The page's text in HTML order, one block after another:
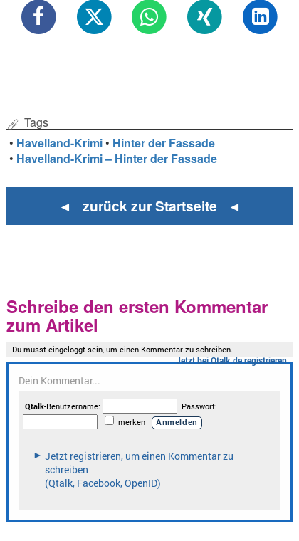
Tags
• Havelland-Krimi • Hinter der Fassade
• Havelland-Krimi – Hinter der Fassade
◄ zurück zur Startseite ◄
Schreibe den ersten Kommentar
zum Artikel